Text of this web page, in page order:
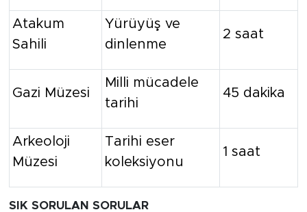
Atakum
Sahili
Yürüyüş ve
dinlenme
2 saat
Gazi Müzesi
Milli mücadele
tarihi
45 dakika
Arkeoloji
Müzesi
Tarihi eser
koleksiyonu
1 saat
SIK SORULAN SORULAR